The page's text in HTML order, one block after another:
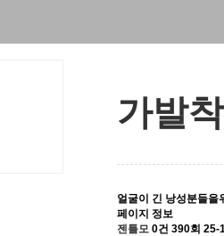
가발
얼굴이 긴 낭성분들을
페이지 정보
젠틀모 0건 390회 25-